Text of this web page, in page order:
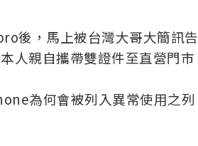
後，馬上被台灣大哥大簡訊告
人親自攜帶雙證件至直營門市
為何會被列入異常使用之列